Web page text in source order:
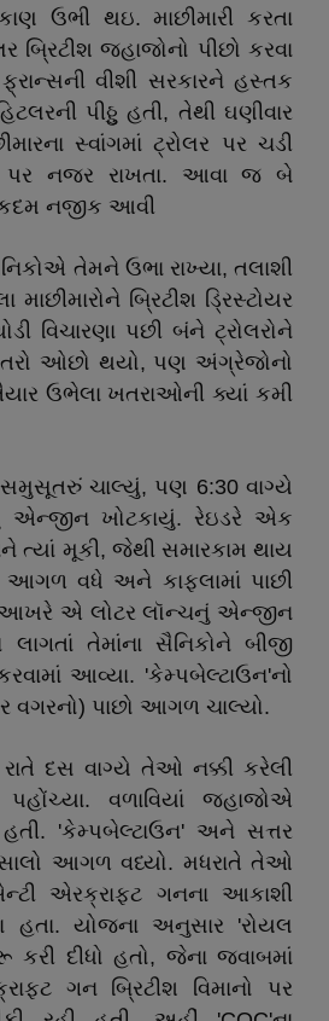
ઉભી થઇ. માછીમારી કરતા
બ્રિટીશ જહાજોનો પીછો કરવા
વીશી સરકારને હસ્તક
પીઠ્ઠુ હતી, તેથી ઘણીવાર
સ્વાંગમાં ટ્રોલર પર ચડી
પર નજર રાખતા. આવા જ બે
નજીક આવી
તેમને ઉભા રાખ્યા, તલાશી
બ્રિટીશ ડ્રિસ્ટોયર
વિચારણા પછી બંને ટ્રોલરોને
ઓછો થયો, પણ અંગ્રેજોનો
ઉભેલા ખતરાઓની ક્યાં કમી
ચાલ્યું, પણ 6:30 વાગ્યે
એન્જીન ખોટકાયું. રેઇડરે એક
ત્યાં મૂકી, જેથી સમારકામ થાય
આગળ વધે અને કાફલામાં પાછી
એ લોટર લૉન્ચનું એન્જીન
તેમાંના સૈનિકોને બીજી
આવ્યા. 'કેમ્પબેલ્ટાઉન'નો
વગરનો) પાછો આગળ ચાલ્યો.
દસ વાગ્યે તેઓ નક્કી કરેલી
વળાવિયાં જહાજોએ
હતી. 'કેમ્પબેલ્ટાઉન' અને સત્તર
આગળ વધ્યો. મધરાતે તેઓ
એરક્રાફ્ટ ગનના આકાશી
હતા. યોજના અનુસાર 'રોયલ
કરી દીધો હતો, જેના જવાબમાં
ગન બ્રિટીશ વિમાનો પર